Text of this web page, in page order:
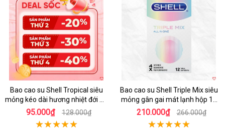
Hot
Bao cao su Shell Tropical siêu
mỏng kéo dài hương nhiệt đới an
toàn
95.000₫ 128.000₫
Bao cao su Shell Triple Mix siêu
mỏng gân gai mát lạnh hộp 12
cái
210.000₫ 266.000₫